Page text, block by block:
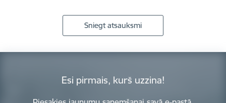
Sniegt atsauksmi
Esi pirmais, kurš uzzina!